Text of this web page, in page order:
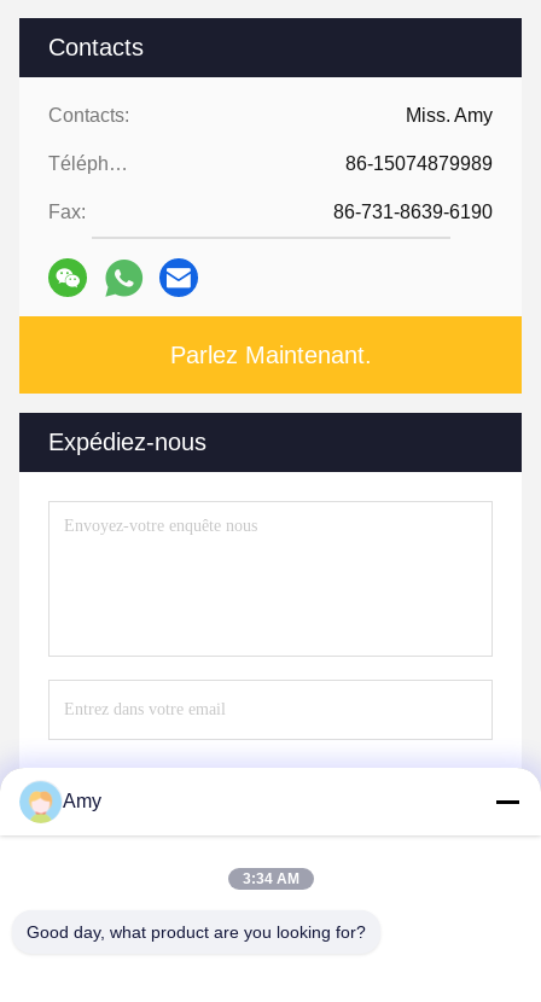
Contacts
Contacts: Miss. Amy
Téléphone: 86-15074879989
Fax: 86-731-8639-6190
Parlez Maintenant.
Expédiez-nous
Amy
3:34 AM
Good day, what product are you looking for?